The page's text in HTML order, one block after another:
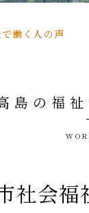
働く人の声
島の福
社会福